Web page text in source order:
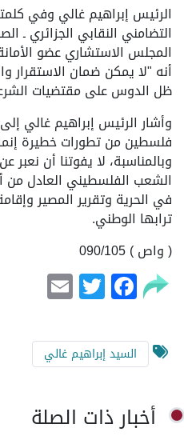
الرئيس إبراهيم غالي وفي
التضامني النقابي الجزائري ـ
المجلس الاستشاري عضو
أنه "لا يمكن ضمان الاستقرار
ظل الدوس على مقتضيات
وأشار الرئيس إبراهيم غالي
فلسطين من تطورات خطيرة
وبالمناسبة، لا يفوتنا أن
الشعب الفلسطيني العادل من
في الحرية وتقرير المصير
ترابها الوطني.
( واص ) 090/105
Facebook
Twitter
السيد إبراهيم غالي
أخبار ذات الصلة